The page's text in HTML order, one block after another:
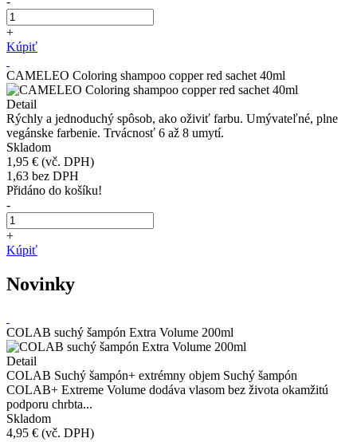
+
Kúpiť
CAMELEO Coloring shampoo copper red sachet 40ml
Detail
Rýchly a jednoduchý spôsob, ako oživiť farbu. Umývateľné, plne
vegánske farbenie. Trvácnosť 6 až 8 umytí.
Skladom
1,95 € (vč. DPH)
1,63 bez DPH
Přidáno do košíku!
-
+
Kúpiť
Novinky
COLAB suchý šampón Extra Volume 200ml
Detail
COLAB Suchý šampón+ extrémny objem Suchý šampón
COLAB+ Extreme Volume dodáva vlasom bez života okamžitú
podporu chrbta...
Skladom
4,95 € (vč. DPH)